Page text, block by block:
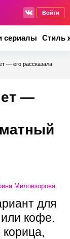
Войти
сериалы Стиль
— его рассказала
—
Миловзорова
для
кофе.